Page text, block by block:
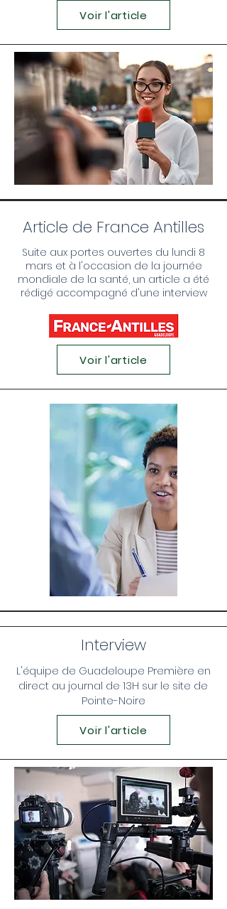
Voir l'article
Article de France Antilles
Suite aux portes ouvertes du lundi 8
mars et à l'occasion de la journée
mondiale de la santé, un article a été
rédigé accompagné d'une interview
Voir l'article
Interview
L'équipe de Guadeloupe Première en
direct au journal de 13H sur le site de
Pointe-Noire
Voir l'article